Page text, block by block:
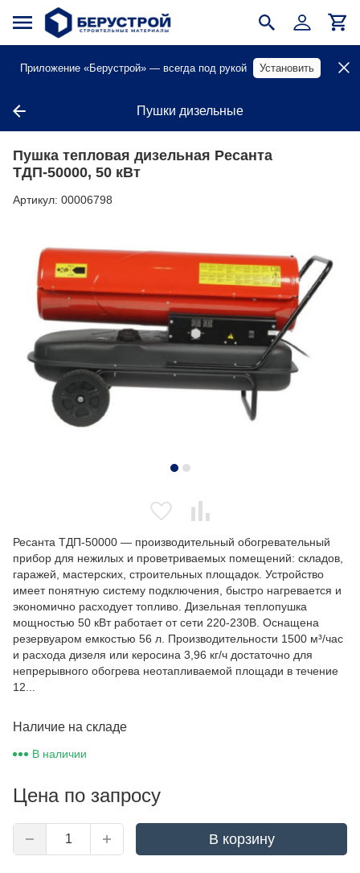
Приложение «Берустрой» — всегда под рукой Установить
Пушки дизельные
Пушка тепловая дизельная Ресанта
ТДП-50000, 50 кВт
Артикул: 00006798
Ресанта ТДП-50000 — производительный обогревательный
прибор для нежилых и проветриваемых помещений: складов,
гаражей, мастерских, строительных площадок. Устройство
имеет понятную систему подключения, быстро нагревается и
экономично расходует топливо. Дизельная теплопушка
мощностью 50 кВт работает от сети 220-230В. Оснащена
резервуаром емкостью 56 л. Производительности 1500 м³/час
и расхода дизеля или керосина 3,96 кг/ч достаточно для
непрерывного обогрева неотапливаемой площади в течение
12...
Наличие на складе
В наличии
Цена по запросу
В корзину